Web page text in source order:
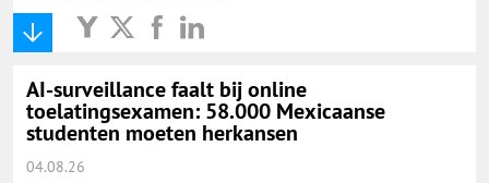
AI-surveillance faalt bij online
toelatingsexamen: 58.000 Mexicaanse
studenten moeten herkansen
04.08.26